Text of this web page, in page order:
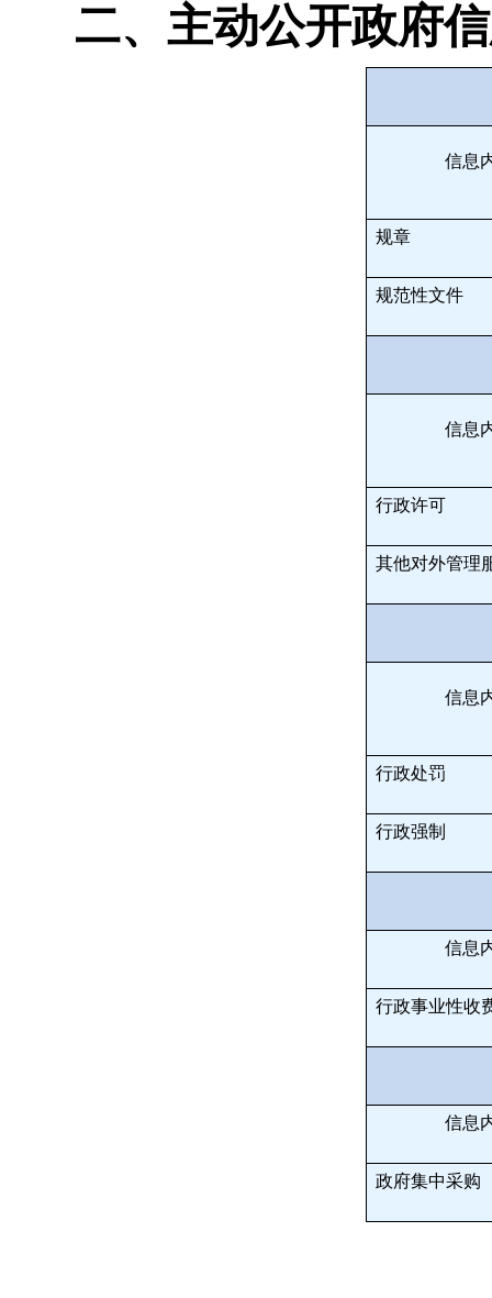
二、主动公开政府
信息
规章
规范性文件
信息
行政许可
其他对外管理
信息
行政处罚
行政强制
信息
行政事业性收
信息
政府集中采购